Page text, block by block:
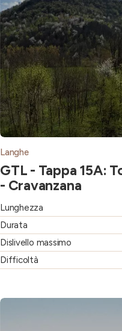
Langhe
GTL - Tappa 15A:
- Cravanzana
Lunghezza
Durata
Dislivello massimo
Difficoltà